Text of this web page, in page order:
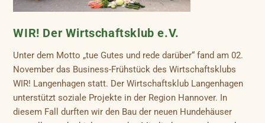
WIR! Der Wirtschaftsklub e.V.
Unter dem Motto „tue Gutes und rede darüber“ fand am 02.
November das Business-Frühstück des Wirtschaftsklubs
WIR! Langenhagen statt. Der Wirtschaftsklub Langenhagen
unterstützt soziale Projekte in der Region Hannover. In
diesem Fall durften wir den Bau der neuen Hundehäuser